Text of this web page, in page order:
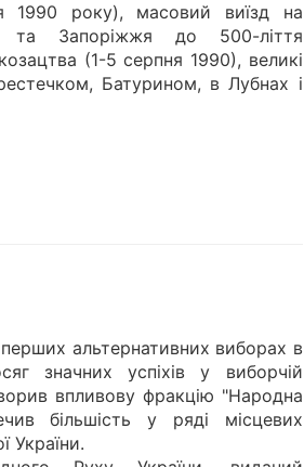
1990 року), масовий виїзд на
та Запоріжжя до 500-ліття
(1-5 серпня 1990), великі
Батурином, в Лубнах і
альтернативних виборах в
значних успіхів у виборчій
впливову фракцію "Народна
більшість у ряді місцевих
України.